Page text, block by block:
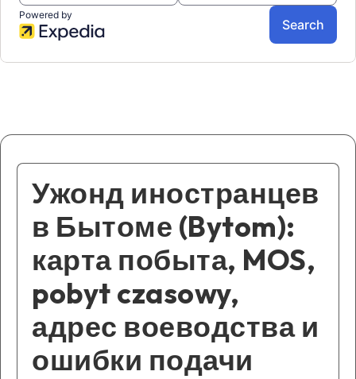
Ужонд иностранцев
в Бытоме (Bytom):
карта побыта, MOS,
pobyt czasowy,
адрес воеводства и
ошибки подачи